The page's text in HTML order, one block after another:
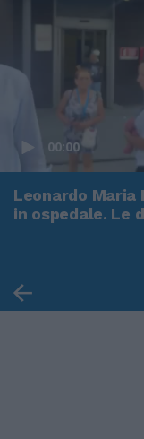
00:00
Leonardo Maria
in ospedale. Le